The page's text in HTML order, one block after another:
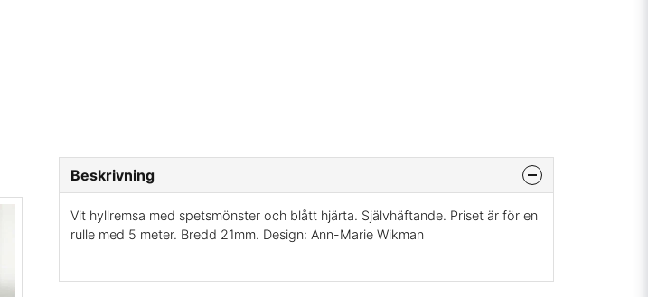
Beskrivning
Vit hyllremsa med spetsmönster och blått hjärta. Självhäftande. Priset är för en
rulle med 5 meter. Bredd 21mm. Design: Ann-Marie Wikman